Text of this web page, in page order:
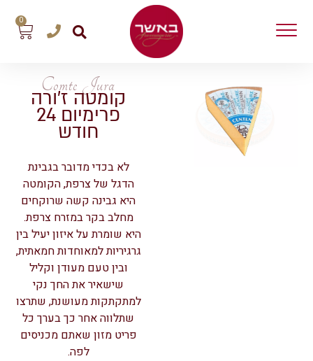
0
Comte Jura
קומטה ז’ורה
פרימיום 24
חודש
לא בכדי מדובר בגבינת
הדגל של צרפת, הקומטה
היא גבינה קשה שרוקחים
מחלב בקר במזרח צרפת.
היא שומרת על איזון יעיל בין
גרגיריות למאוחדות חמאתית,
ובין טעם מעודן וקליל
שישאיר את החך נקי
למתקתקות מעושנת, שתרצו
שתלווה אחר כך בערך כל
פריט מזון שאתם מכניסים
לפה.